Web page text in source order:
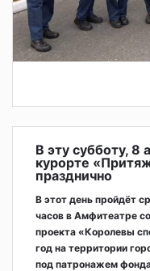
В эту субботу, 8
курорте
празднично
В этот день пройдёт
часов в Амфитеатре
проекта «Королевы
год на территории
под патронажем